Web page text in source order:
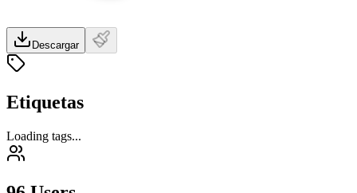
Descargar
Etiquetas
Loading tags...